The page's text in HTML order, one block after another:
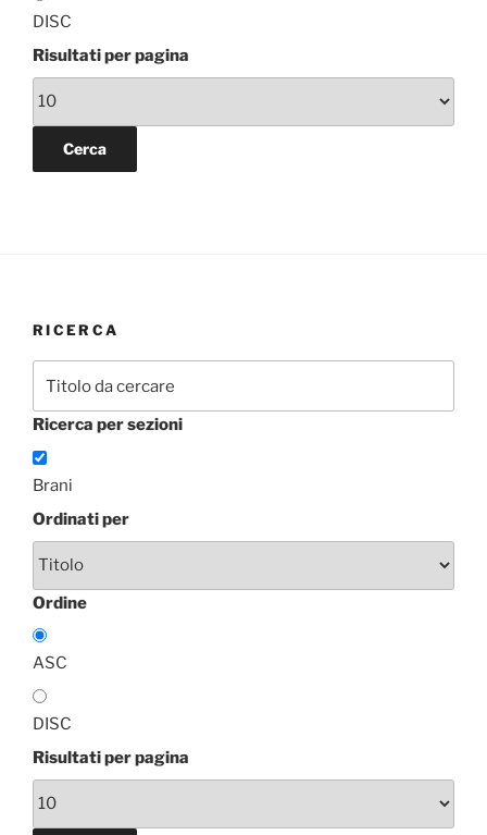
DISC
Risultati per pagina
RICERCA
Ricerca per sezioni
Brani
Ordinati per
Ordine
ASC
DISC
Risultati per pagina